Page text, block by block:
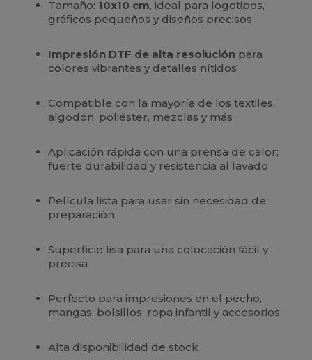
Tamaño: 10x10 cm, ideal para logotipos,
gráficos pequeños y diseños precisos
Impresión DTF de alta resolución para
colores vibrantes y detalles nítidos
Compatible con la mayoría de los textiles:
algodón, poliéster, mezclas y más
Aplicación rápida con una prensa de calor;
fuerte durabilidad y resistencia al lavado
Película lista para usar sin necesidad de
preparación
Superficie lisa para una colocación fácil y
precisa
Perfecto para impresiones en el pecho,
mangas, bolsillos, ropa infantil y accesorios
Alta disponibilidad de stock